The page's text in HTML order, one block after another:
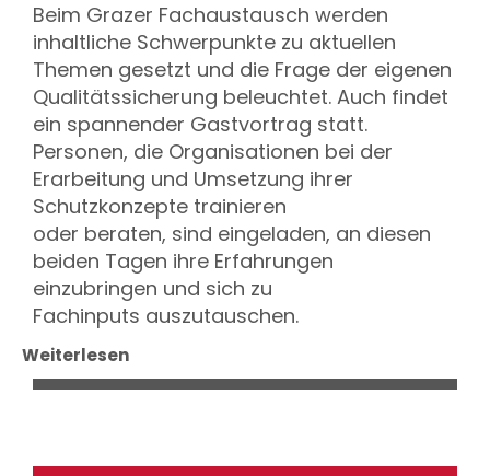
Beim Grazer Fachaustausch werden
inhaltliche Schwerpunkte zu aktuellen
Themen gesetzt und die Frage der eigenen
Qualitätssicherung beleuchtet. Auch findet
ein spannender Gastvortrag statt.
Personen, die Organisationen bei der
Erarbeitung und Umsetzung ihrer
Schutzkonzepte trainieren
oder beraten, sind eingeladen, an diesen
beiden Tagen ihre Erfahrungen
einzubringen und sich zu
Fachinputs auszutauschen.
Weiterlesen